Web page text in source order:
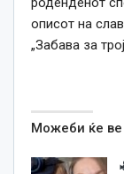
описот на
„Забава за
Можеби ќе ве